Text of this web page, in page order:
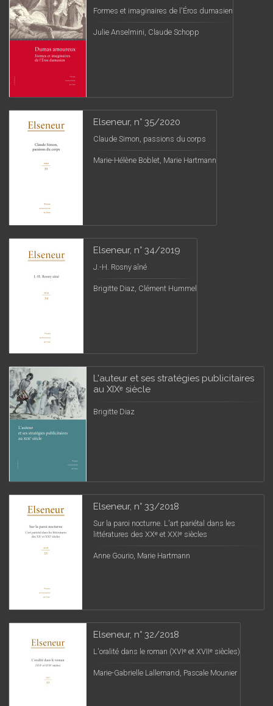
Formes et imaginaires de l'Éros dumasien
Julie Anselmini, Claude Schopp
Elseneur, n° 35/2020
Claude Simon, passions du corps
Marie-Hélène Boblet, Marie Hartmann
Elseneur, n° 34/2019
J.-H. Rosny aîné
Brigitte Diaz, Clément Hummel
L'auteur et ses stratégies publicitaires
au XIXᵉ siècle
Brigitte Diaz
Elseneur, n° 33/2018
Sur la paroi nocturne. L'art pariétal dans les
littératures des XXᵉ et XXIᵉ siècles
Anne Gourio, Marie Hartmann
Elseneur, n° 32/2018
L'oralité dans le roman (XVIᵉ et XVIIᵉ siècles)
Marie-Gabrielle Lallemand, Pascale Mounier